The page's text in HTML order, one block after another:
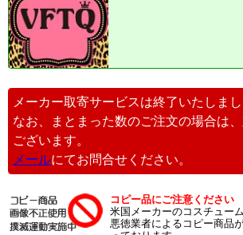
メーカー取寄サービスは終了いたしまし
なお、まとまった数のご注文の場合は
ございます。
メールにてお問合せください。
コピー品にご注意ください
米国メーカーのコスチュー
悪徳業者によるコピー商品